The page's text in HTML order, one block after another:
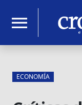
menu
ECONOMÍA